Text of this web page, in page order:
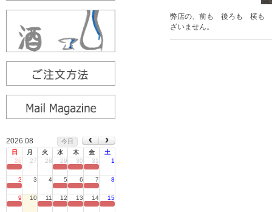
2026.08
今日
日
月 火 水 木 金
土
26
27 28 29 30 31 1
2 3 4 5 6 7 8
9 10 11 12 13 14 15
弊店の、前も 後ろも 横も
ざいません。